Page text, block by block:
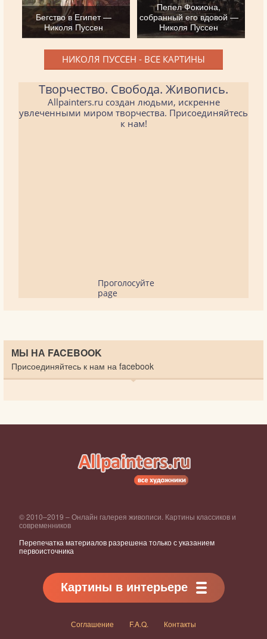
Бегство в Египет —
Николя Пуссен
Пепел Фокиона,
собранный его вдовой —
Николя Пуссен
НИКОЛЯ ПУССЕН - ВСЕ КАРТИНЫ
Творчество. Свобода. Живопись.
Allpainters.ru создан людьми, искренне
увлеченными миром творчества. Присоединяйтесь
к нам!
Проголосуйте
page
МЫ НА FACEBOOK
Присоединяйтесь к нам на facebook
© 2010–2019 – Онлайн галерея живописи. Картины классиков и
современников
Перепечатка материалов разрешена только с указанием
первоисточника
Картины в интерьере
Соглашение F.A.Q. Контакты